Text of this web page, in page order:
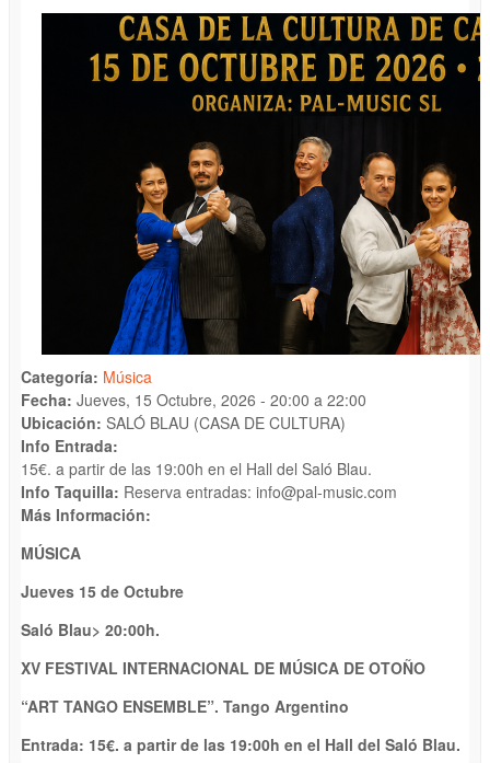
Categoría: Música
Fecha: Jueves, 15 Octubre, 2026 - 20:00 a 22:00
Ubicación: SALÓ BLAU (CASA DE CULTURA)
Info Entrada:
15€. a partir de las 19:00h en el Hall del Saló Blau.
Info Taquilla: Reserva entradas: info@pal-music.com
Más Información:
MÚSICA
Jueves 15 de Octubre
Saló Blau> 20:00h.
XV FESTIVAL INTERNACIONAL DE MÚSICA DE OTOÑO
“ART TANGO ENSEMBLE”. Tango Argentino
Entrada: 15€. a partir de las 19:00h en el Hall del Saló Blau.